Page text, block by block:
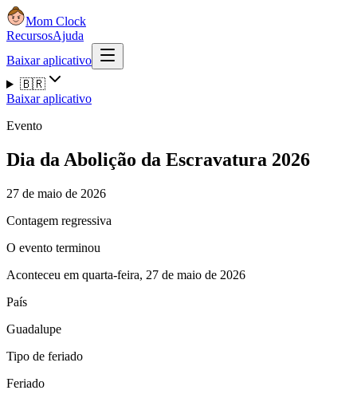
Mom Clock
RecursosAjuda
Baixar aplicativo
🇧🇷
Baixar aplicativo
Evento
Dia da Abolição da Escravatura 2026
27 de maio de 2026
Contagem regressiva
O evento terminou
Aconteceu em quarta-feira, 27 de maio de 2026
País
Guadalupe
Tipo de feriado
Feriado